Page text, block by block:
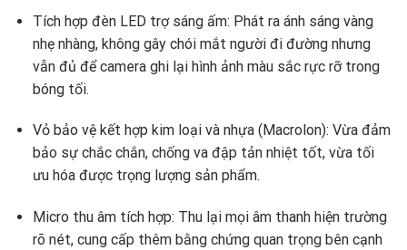
Tích hợp đèn LED trợ sáng ấm: Phát ra ánh sáng vàng
nhẹ nhàng, không gây chói mắt người đi đường nhưng
vẫn đủ để camera ghi lại hình ảnh màu sắc rực rỡ trong
bóng tối.
Vỏ bảo vệ kết hợp kim loại và nhựa (Macrolon): Vừa đảm
bảo sự chắc chắn, chống va đập tản nhiệt tốt, vừa tối
ưu hóa được trọng lượng sản phẩm.
Micro thu âm tích hợp: Thu lại mọi âm thanh hiện trường
rõ nét, cung cấp thêm bằng chứng quan trọng bên cạnh